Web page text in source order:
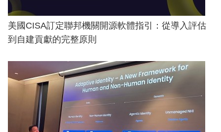
美國CISA訂定聯邦機關開源軟體指引：從導入評估
到自建貢獻的完整原則